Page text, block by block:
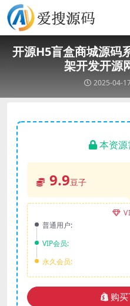
开源H5盲盒商城源
架开发开源
2025-04-
本资
9.9豆子
普通用户:
VIP会员:
永久会员:
购